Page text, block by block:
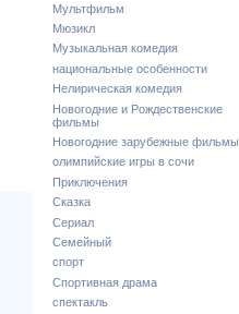
Мультфильм
Мюзикл
Музыкальная комедия
национальные особенности
Нелирическая комедия
Новогодние и Рождественские
фильмы
Новогодние зарубежные фильмы
олимпийские игры в сочи
Приключения
Сказка
Сериал
Семейный
спорт
Спортивная драма
спектакль